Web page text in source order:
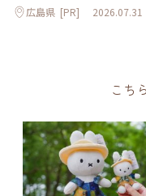
広島県 [PR] 2026.07.31
こち